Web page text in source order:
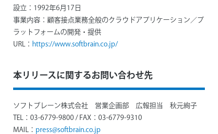
設立： 1992年6月17日
事業内容： 顧客接点業務全般のクラウドアプリケーション／プ
ラットフォームの開発・提供
URL： https://www.softbrain.co.jp/
本リリースに関するお問い合わせ先
ソフトブレーン株式会社 営業企画部 広報担当 秋元絢子
TEL：03-6779-9800 / FAX：03-6779-9310
MAIL： press@softbrain.co.jp